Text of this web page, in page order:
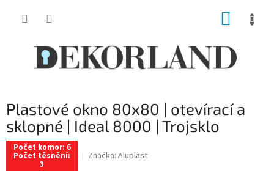
Plastové okno 80x80 | otevírací a
sklopné | Ideal 8000 | Trojsklo
Počet komor: 6
Počet těsnění:
3
Značka: Aluplast